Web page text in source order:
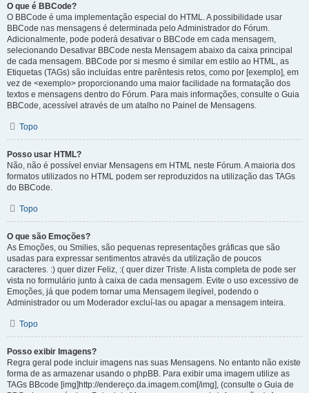
O que é BBCode?
O BBCode é uma implementação especial do HTML. A possibilidade usar
BBCode nas mensagens é determinada pelo Administrador do Fórum.
Adicionalmente, pode poderá desativar o BBCode em cada mensagem,
selecionando Desativar BBCode nesta Mensagem abaixo da caixa principal
de cada mensagem. BBCode por si mesmo é similar em estilo ao HTML, as
Etiquetas (TAGs) são incluídas entre parêntesis retos, como por [exemplo], em
vez de <exemplo> proporcionando uma maior facilidade na formatação dos
textos e mensagens dentro do Fórum. Para mais informações, consulte o Guia
BBCode, acessível através de um atalho no Painel de Mensagens.
Topo
Posso usar HTML?
Não, não é possível enviar Mensagens em HTML neste Fórum. A maioria dos
formatos utilizados no HTML podem ser reproduzidos na utilização das TAGs
do BBCode.
Topo
O que são Emoções?
As Emoções, ou Smilies, são pequenas representações gráficas que são
usadas para expressar sentimentos através da utilização de poucos
caracteres. :) quer dizer Feliz, :( quer dizer Triste. A lista completa de pode ser
vista no formulário junto à caixa de cada mensagem. Evite o uso excessivo de
Emoções, já que podem tornar uma Mensagem ilegível, podendo o
Administrador ou um Moderador excluí-las ou apagar a mensagem inteira.
Topo
Posso exibir Imagens?
Regra geral pode incluir imagens nas suas Mensagens. No entanto não existe
forma de as armazenar usando o phpBB. Para exibir uma imagem utilize as
TAGs BBcode [img]http://endereço.da.imagem.com[/img], (consulte o Guia de